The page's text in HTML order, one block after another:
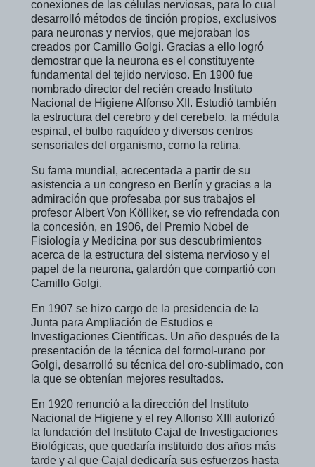
conexiones de las células nerviosas, para lo cual
desarrolló métodos de tinción propios, exclusivos
para neuronas y nervios, que mejoraban los
creados por Camillo Golgi. Gracias a ello logró
demostrar que la neurona es el constituyente
fundamental del tejido nervioso. En 1900 fue
nombrado director del recién creado Instituto
Nacional de Higiene Alfonso XII. Estudió también
la estructura del cerebro y del cerebelo, la médula
espinal, el bulbo raquídeo y diversos centros
sensoriales del organismo, como la retina.
Su fama mundial, acrecentada a partir de su
asistencia a un congreso en Berlín y gracias a la
admiración que profesaba por sus trabajos el
profesor Albert Von Kölliker, se vio refrendada con
la concesión, en 1906, del Premio Nobel de
Fisiología y Medicina por sus descubrimientos
acerca de la estructura del sistema nervioso y el
papel de la neurona, galardón que compartió con
Camillo Golgi.
En 1907 se hizo cargo de la presidencia de la
Junta para Ampliación de Estudios e
Investigaciones Científicas. Un año después de la
presentación de la técnica del formol-urano por
Golgi, desarrolló su técnica del oro-sublimado, con
la que se obtenían mejores resultados.
En 1920 renunció a la dirección del Instituto
Nacional de Higiene y el rey Alfonso XIII autorizó
la fundación del Instituto Cajal de Investigaciones
Biológicas, que quedaría instituido dos años más
tarde y al que Cajal dedicaría sus esfuerzos hasta